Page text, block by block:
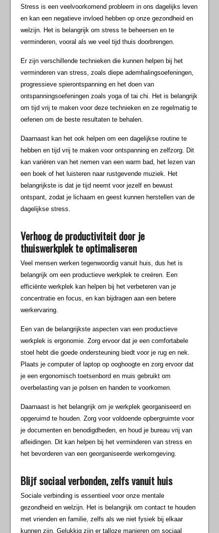
Stress is een veelvoorkomend probleem in ons dagelijks leven
en kan een negatieve invloed hebben op onze gezondheid en
welzijn. Het is belangrijk om stress te beheersen en te
verminderen, vooral als we veel tijd thuis doorbrengen.
Er zijn verschillende technieken die kunnen helpen bij het
verminderen van stress, zoals diepe ademhalingsoefeningen,
progressieve spierontspanning en het doen van
ontspanningsoefeningen zoals yoga of tai chi. Het is belangrijk
om tijd vrij te maken voor deze technieken en ze regelmatig te
oefenen om de beste resultaten te behalen.
Daarnaast kan het ook helpen om een dagelijkse routine te
hebben en tijd vrij te maken voor ontspanning en zelfzorg. Dit
kan variëren van het nemen van een warm bad, het lezen van
een boek of het luisteren naar rustgevende muziek. Het
belangrijkste is dat je tijd neemt voor jezelf en bewust
ontspant, zodat je lichaam en geest kunnen herstellen van de
dagelijkse stress.
Verhoog de productiviteit door je
thuiswerkplek te optimaliseren
Veel mensen werken tegenwoordig vanuit huis, dus het is
belangrijk om een productieve werkplek te creëren. Een
efficiënte werkplek kan helpen bij het verbeteren van je
concentratie en focus, en kan bijdragen aan een betere
werkervaring.
Een van de belangrijkste aspecten van een productieve
werkplek is ergonomie. Zorg ervoor dat je een comfortabele
stoel hebt die goede ondersteuning biedt voor je rug en nek.
Plaats je computer of laptop op ooghoogte en zorg ervoor dat
je een ergonomisch toetsenbord en muis gebruikt om
overbelasting van je polsen en handen te voorkomen.
Daarnaast is het belangrijk om je werkplek georganiseerd en
opgeruimd te houden. Zorg voor voldoende opbergruimte voor
je documenten en benodigdheden, en houd je bureau vrij van
afleidingen. Dit kan helpen bij het verminderen van stress en
het bevorderen van een georganiseerde werkomgeving.
Blijf sociaal verbonden, zelfs vanuit huis
Sociale verbinding is essentieel voor onze mentale
gezondheid en welzijn. Het is belangrijk om contact te houden
met vrienden en familie, zelfs als we niet fysiek bij elkaar
kunnen zijn. Gelukkig zijn er talloze manieren om sociaal